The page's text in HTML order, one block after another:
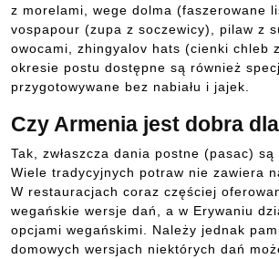
z morelami, wege dolma (faszerowane
vospapour (zupa z soczewicy), pilaw z
owocami, zhingyalov hats (cienki chleb
okresie postu dostępne są również
przygotowywane bez nabiału i jajek.
Czy Armenia jest dobra
Tak, zwłaszcza dania postne (pasac)
Wiele tradycyjnych potraw nie zawiera
W restauracjach coraz częściej
wegańskie wersje dań, a w Erywaniu
opcjami wegańskimi. Należy jednak
domowych wersjach niektórych dań